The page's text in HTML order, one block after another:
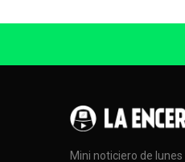
Mini noticiero de